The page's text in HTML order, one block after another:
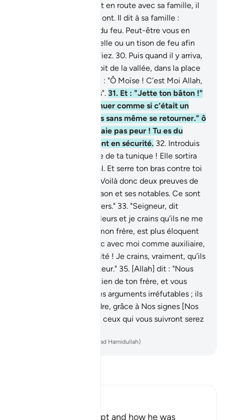
Musa's Return to Egypt and how he was
convenue et qu’il se mit en route avec sa famille, il
vit un feu du côté du Mont. Il dit à sa famille :
"Demeurez ici ! J’ai vu du feu. Peut-être vous en
apporterai-je une nouvelle ou un tison de feu afin
que vous vous réchauffiez. 30. Puis quand il y arriva,
on l’appela, du flanc droit de la vallée, dans la place
bénie, à partir de l’arbre : "Ô Moïse ! C’est Moi Allah,
le Seigneur de l’Univers". 31. Et : "Jette ton bâton !"
Puis, quand il le vit remuer comme si c’était un
serpent, il tourna le dos sans même se retourner." ô
Moïse ! Approche et n’aie pas peur ! Tu es du
nombre de ceux qui sont en sécurité. 32. Introduis
ta main dans l’ouverture de ta tunique ! Elle sortira
blanche sans aucun mal. Et serre ton bras contre toi
pour ne pas avoir peur. Voilà donc deux preuves de
ton Seigneur pour Pharaon et ses notables. Ce sont
vraiment des gens pervers." 33. "Seigneur, dit
[Moïse], j’ai tué un des leurs et je crains qu’ils ne me
Mais Aaron, mon frère, est plus éloquent
que moi. Envoie-le donc avec moi comme auxiliaire,
pour déclarer ma véracité ! Je crains, vraiment, qu’ils
ne me traitent de menteur." 35. [Allah] dit : "Nous
allons t'apporter le soutien de ton frère, et vous
donner, à vous deux, des arguments irréfutables ; ils
ne sauront vous atteindre, grâce à Nos signes [Nos
miracles]. Vous deux et ceux qui vous suivront serez
French Translation(Muhammad Hamidullah)